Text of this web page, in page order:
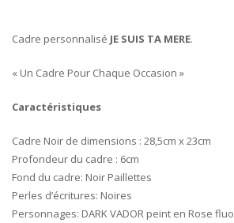
Cadre personnalisé JE SUIS TA MERE.
« Un Cadre Pour Chaque Occasion »
Caractéristiques
Cadre Noir de dimensions : 28,5cm x 23cm
Profondeur du cadre : 6cm
Fond du cadre: Noir Paillettes
Perles d’écritures: Noires
Personnages: DARK VADOR peint en Rose fluo